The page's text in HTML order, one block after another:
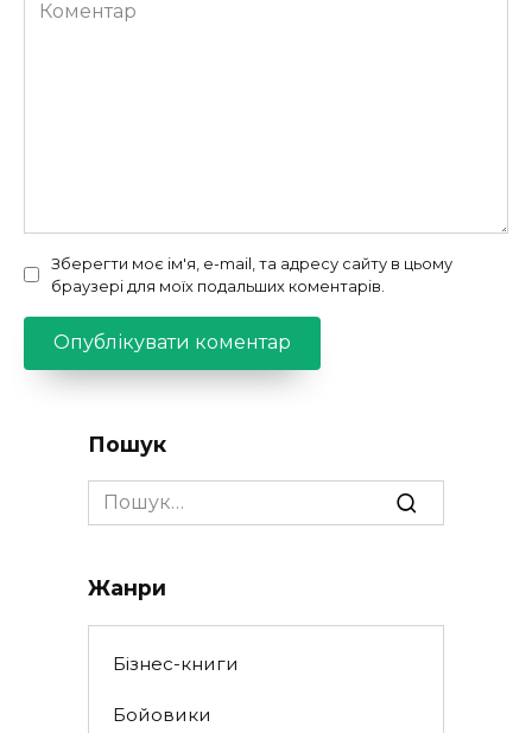
Зберегти моє ім'я, e-mail, та адресу сайту в цьому
браузері для моїх подальших коментарів.
Пошук
Search
for:
Жанри
Бізнес-книги
Бойовики